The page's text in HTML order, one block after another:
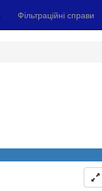
Фільтраційні справи